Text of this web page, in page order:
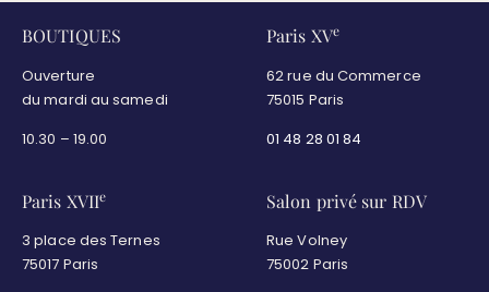
BOUTIQUES
Ouverture
du mardi au samedi
10.30 – 19.00
Paris XVe
62 rue du Commerce
75015 Paris
01 48 28 01 84
Paris XVIIe
3 place des Ternes
75017 Paris
Salon privé sur RDV
Rue Volney
75002 Paris